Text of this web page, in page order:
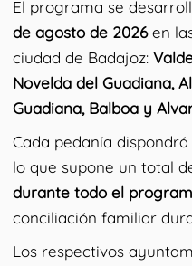
El programa se
de agosto de 2026en
ciudad de Badajoz:
Novelda del Guadiana,
Guadiana, Balboa y
Cada pedanía dispondrá
lo que supone un total
durante todo el
conciliación familiar
Los respectivos